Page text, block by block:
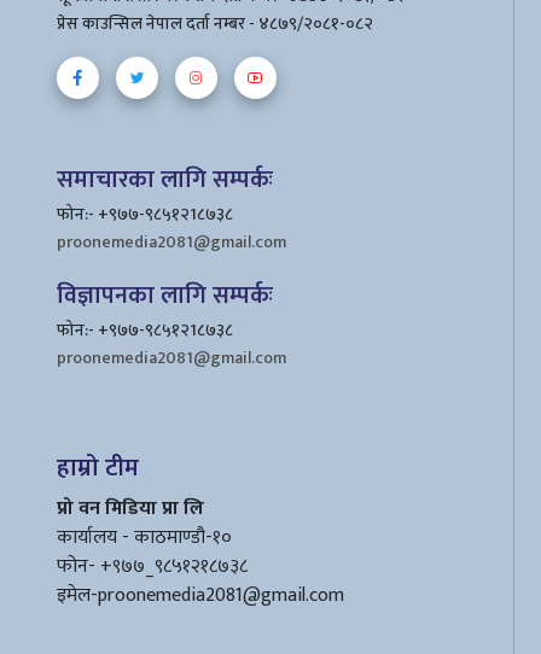
प्रेस काउन्सिल नेपाल दर्ता नम्बर - ४८७९/२०८१-०८२
समाचारका लागि सम्पर्कः
फोन:- +९७७-९८५१२1८७३८
proonemedia2081@gmail.com
विज्ञापनका लागि सम्पर्कः
फोन:- +९७७-९८५१२1८७३८
proonemedia2081@gmail.com
हाम्रो टीम
प्रो वन मिडिया प्रा लि
कार्यालय - काठमाण्डौ-१०
फोन- +९७७_९८५१२१८७३८
इमेल-proonemedia2081@gmail.com